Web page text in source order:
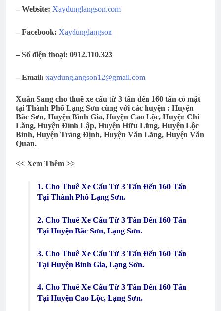
– Website: Xaydunglangson.com
– Facebook: Xaydunglangson
– Số điện thoại: 0912.110.323
– Email: xaydunglangson12@gmail.com
Xuân Sang cho thuê xe cẩu từ 3 tấn đến 160 tấn có mặt
tại Thành Phố Lạng Sơn cùng với các huyện : Huyện
Bắc Sơn, Huyện Bình Gia, Huyện Cao Lộc, Huyện Chi
Lăng, Huyện Đình Lập, Huyện Hữu Lũng, Huyện Lộc
Bình, Huyện Tràng Định, Huyện Văn Lãng, Huyện Văn
Quan.
<< Xem Thêm >>
1. Cho Thuê Xe Cẩu Từ 3 Tấn Đến 160 Tấn
Tại Thành Phố Lạng Sơn.
2. Cho Thuê Xe Cẩu Từ 3 Tấn Đến 160 Tấn
Tại Huyện Bắc Sơn, Lạng Sơn.
3. Cho Thuê Xe Cẩu Từ 3 Tấn Đến 160 Tấn
Tại Huyện Bình Gia, Lạng Sơn.
4. Cho Thuê Xe Cẩu Từ 3 Tấn Đến 160 Tấn
Tại Huyện Cao Lộc, Lạng Sơn.